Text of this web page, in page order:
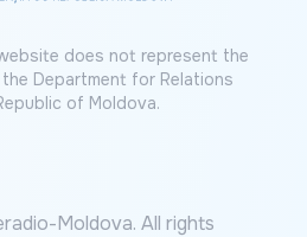
does not represent the
Department for Relations
of Moldova.
Moldova. All rights